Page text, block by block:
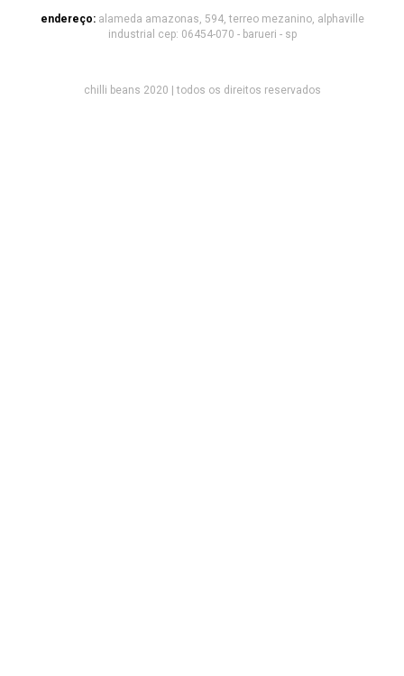
endereço: alameda amazonas, 594, terreo mezanino, alphaville
industrial cep: 06454-070 - barueri - sp
chilli beans 2020 | todos os direitos reservados